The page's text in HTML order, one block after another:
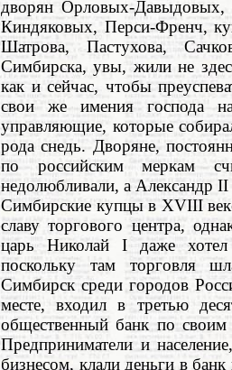
дворян Орловых-
Киндяковых, Перси-Френч,
Шатрова, Пастухова,
Симбирска, увы, жили не
как и сейчас, чтобы
свои же имения господа
управляющие, которые
рода снедь. Дворяне,
по российским меркам
недолюбливали, а Александр
Симбирские купцы в XVIII
славу торгового центра,
царь Николай I даже хотел
поскольку там торговля
Симбирск среди городов
месте, входил в третью
общественный банк по своим
Предприниматели и
бизнесом, клали деньги в